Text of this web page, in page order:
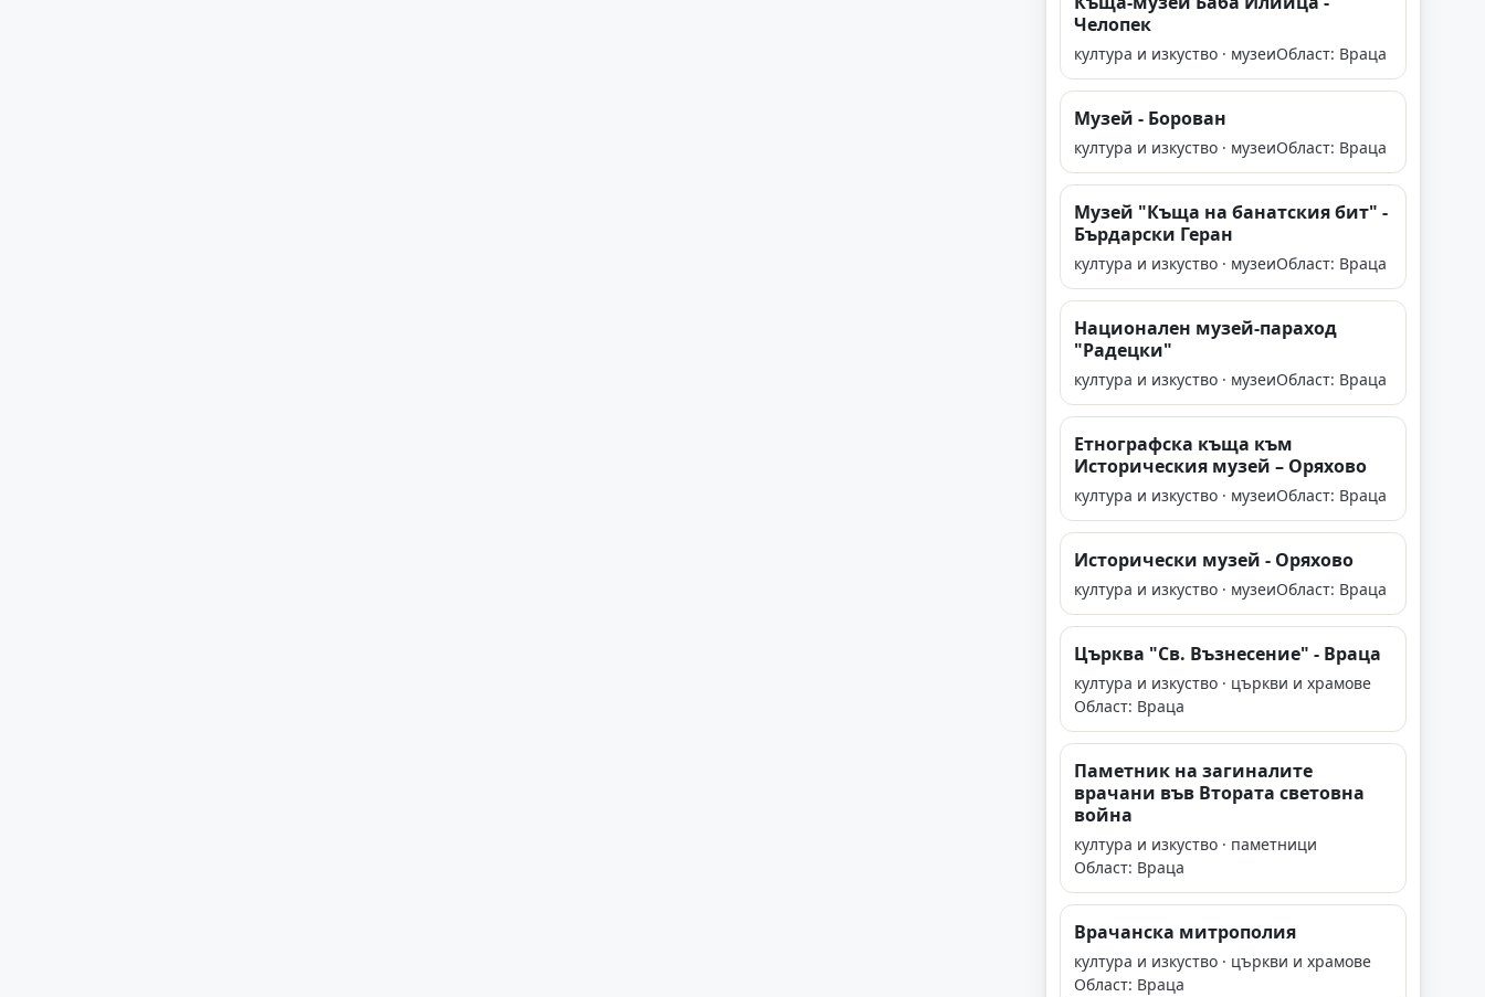
Челопек
култура и изкуство · музеиОбласт: Враца
Музей - Борован
култура и изкуство · музеиОбласт: Враца
Музей "Къща на банатския бит" -
Бърдарски Геран
култура и изкуство · музеиОбласт: Враца
Национален музей-параход
"Радецки"
култура и изкуство · музеиОбласт: Враца
Етнографска къща към
Историческия музей – Оряхово
култура и изкуство · музеиОбласт: Враца
Исторически музей - Оряхово
култура и изкуство · музеиОбласт: Враца
Църква "Св. Възнесение" - Враца
култура и изкуство · църкви и храмове
Област: Враца
Паметник на загиналите
врачани във Втората световна
война
култура и изкуство · паметници
Област: Враца
Врачанска митрополия
култура и изкуство · църкви и храмове
Област: Враца